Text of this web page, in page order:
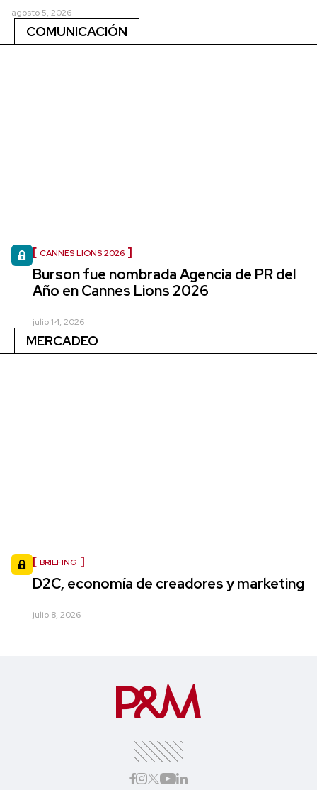
agosto 5, 2026
COMUNICACIÓN
CANNES LIONS 2026
Burson fue nombrada Agencia de PR del
Año en Cannes Lions 2026
julio 14, 2026
MERCADEO
BRIEFING
D2C, economía de creadores y marketing
julio 8, 2026